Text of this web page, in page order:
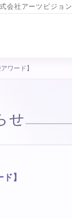
会社アーツビジョン
ワード】
せ
】